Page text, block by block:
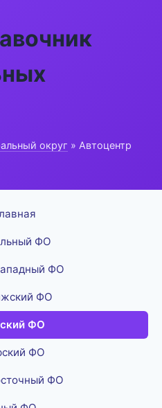
округ » Автоцентр
ФО
ФО
ФО
ФО
ФО
ФО